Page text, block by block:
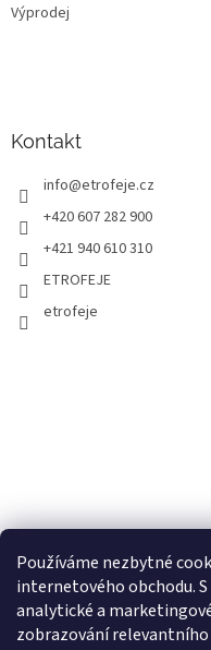
Používáme nezbytné
internetového obchodu.
analytické a
zobrazování relevantního
Výprodej
Kontakt
info@etrofeje.cz
+420 607 282 900
+421 940 610 310
ETROFEJE
etrofeje